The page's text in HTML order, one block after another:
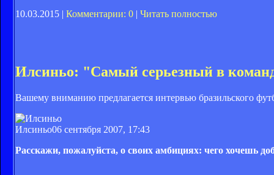
10.03.2015 | Комментарии: 0 | Читать полностью
Илсиньо: "Самый серьезный в
Вашему вниманию предлагается интервью бразильского
Илсиньо06 сентября 2007, 17:43
Расскажи, пожалуйста, о своих амбициях: чего хочешь